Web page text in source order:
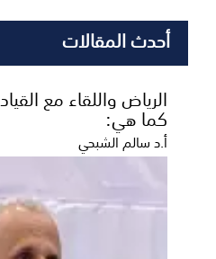
أحدث المقالات
الرياض واللقاء مع
كما هي:
أ.د سالم الشبحي